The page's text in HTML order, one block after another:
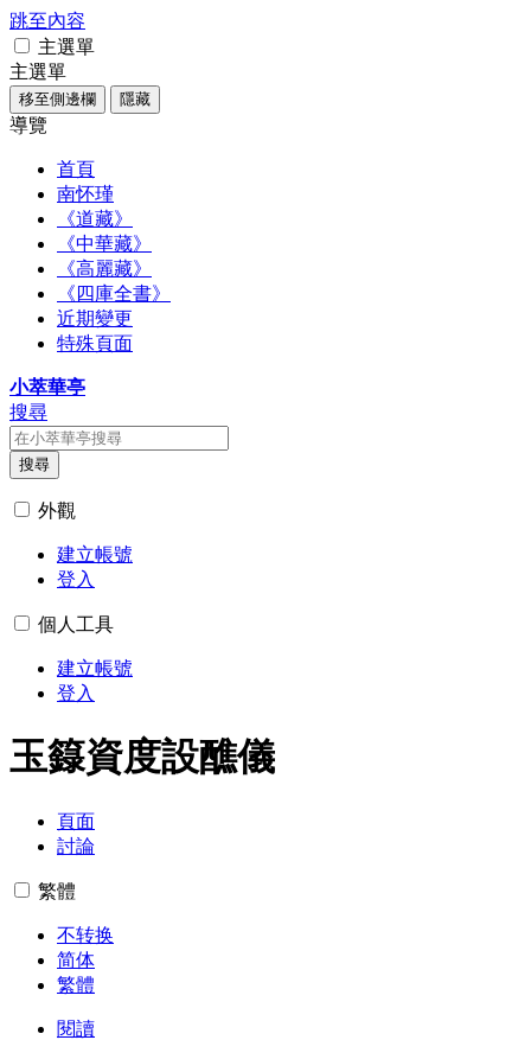
跳至內容
主選單
主選單
移至側邊欄 隱藏
導覽
首頁
南怀瑾
《道藏》
《中華藏》
《高麗藏》
《四庫全書》
近期變更
特殊頁面
小萃華亭
搜尋
搜尋
外觀
建立帳號
登入
個人工具
建立帳號
登入
玉籙資度設醮儀
頁面
討論
繁體
不转换
简体
繁體
閱讀